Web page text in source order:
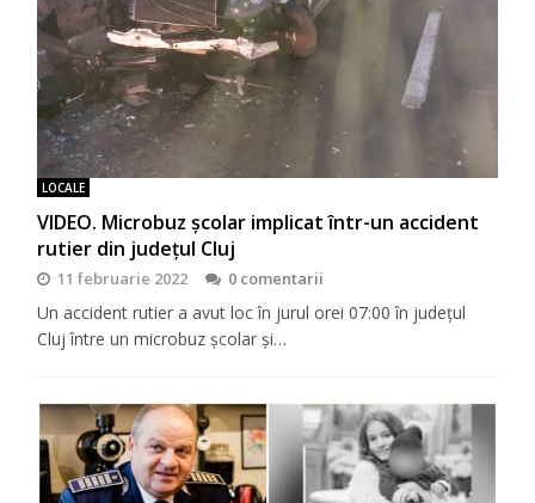
LOCALE
VIDEO. Microbuz școlar implicat într-un accident
rutier din județul Cluj
11 februarie 2022 0 comentarii
Un accident rutier a avut loc în jurul orei 07:00 în județul
Cluj între un microbuz școlar și…